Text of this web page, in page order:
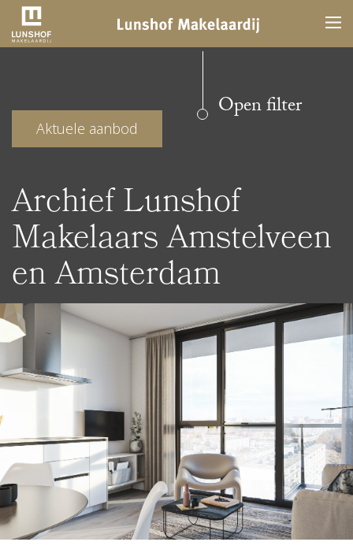
Aktuele aanbod
Open filter
Archief Lunshof
Makelaars Amstelveen
en Amsterdam